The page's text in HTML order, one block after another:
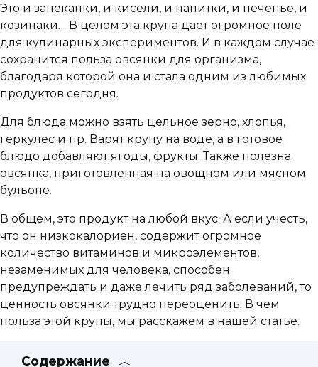
Это и запеканки, и кисели, и напитки, и печенье, и
козинаки… В целом эта крупа дает огромное поле
для кулинарных экспериментов. И в каждом случае
сохранится польза овсянки для организма,
благодаря которой она и стала одним из любимых
продуктов сегодня.
Для блюда можно взять цельное зерно, хлопья,
геркулес и пр. Варят крупу на воде, а в готовое
блюдо добавляют ягоды, фрукты. Также полезна
овсянка, приготовленная на овощном или мясном
бульоне.
В общем, это продукт на любой вкус. А если учесть,
что он низкокалориен, содержит огромное
количество витаминов и микроэлементов,
незаменимых для человека, способен
предупреждать и даже лечить ряд заболеваний, то
ценность овсянки трудно переоценить. В чем
польза этой крупы, мы расскажем в нашей статье.
Содержание